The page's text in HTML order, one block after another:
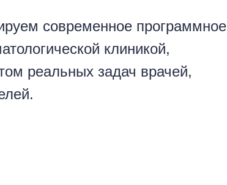
современное программное
клиникой,
реальных задач врачей,